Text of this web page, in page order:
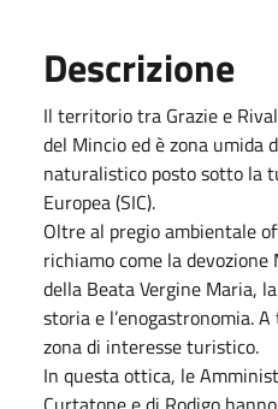
Descrizione
Il territorio tra Grazie e
del Mincio ed è zona umida
naturalistico posto sotto la
Europea (SIC).
Oltre al pregio ambientale
richiamo come la
della Beata Vergine Maria,
storia e l’enogastronomia.
zona di interesse turistico.
In questa ottica, le